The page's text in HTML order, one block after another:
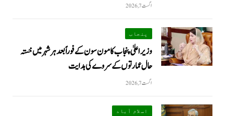
اگست 7, 2026
پنجاب
وزیراعلیٰ پنجاب کا مون سون کے فوراً بعد ہر شہر میں خستہ
حال عمارتوں کے سروے کی ہدایت
اگست 7, 2026
اسلام آباد